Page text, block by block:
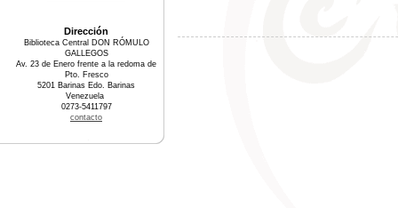
Dirección
Biblioteca Central DON RÓMULO
GALLEGOS
Av. 23 de Enero frente a la redoma de
Pto. Fresco
5201 Barinas Edo. Barinas
Venezuela
0273-5411797
contacto